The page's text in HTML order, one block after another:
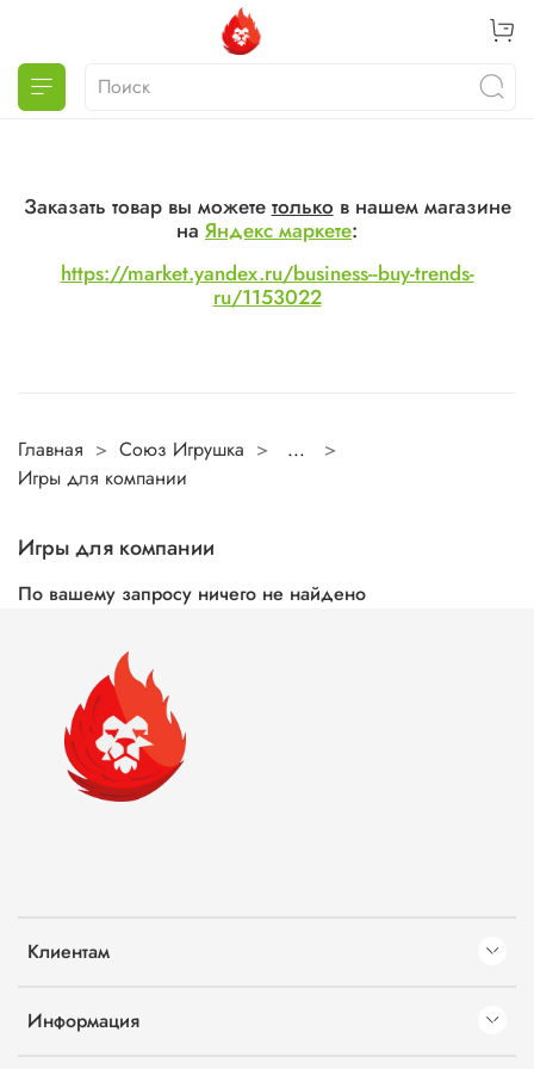
Заказать товар вы можете только в нашем магазине
на Яндекс маркете:
https://market.yandex.ru/business--buy-trends-
ru/1153022
Главная Союз Игрушка
...
Игры для компании
Игры для компании
По вашему запросу ничего не найдено
Клиентам
Информация